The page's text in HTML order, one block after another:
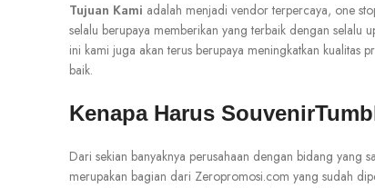
Tujuan Kami adalah menjadi vendor terpercaya, one
selalu berupaya memberikan yang terbaik dengan selalu
ini kami juga akan terus berupaya meningkatkan kualitas
baik.
Kenapa Harus
Dari sekian banyaknya perusahaan dengan bidang yang
merupakan bagian dari Zeropromosi.com yang sudah